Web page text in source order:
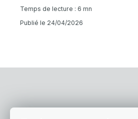
Temps de lecture : 6 mn
Publié le 24/04/2026